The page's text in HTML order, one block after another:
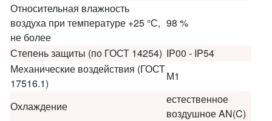
Относительная влажность
воздуха при температуре +25 °С,
не более
98 %
Степень защиты (по ГОСТ 14254) IP00 - IP54
Механические воздействия (ГОСТ
17516.1)
М1
Охлаждение
естественное
воздушное AN(C)